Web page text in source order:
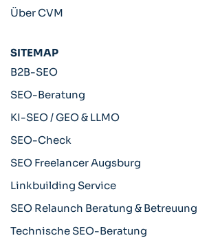
Über CVM
SITEMAP
B2B-SEO
SEO-Beratung
KI-SEO / GEO & LLMO​
SEO-Check
SEO Freelancer Augsburg
Linkbuilding Service
SEO Relaunch Beratung & Betreuung
Technische SEO-Beratung